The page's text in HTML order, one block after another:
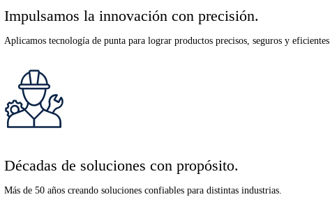
Impulsamos la innovación con precisión.
Aplicamos tecnología de punta para lograr productos precisos, seguros y eficientes.
Décadas de soluciones con propósito.
Más de 50 años creando soluciones confiables para distintas industrias.